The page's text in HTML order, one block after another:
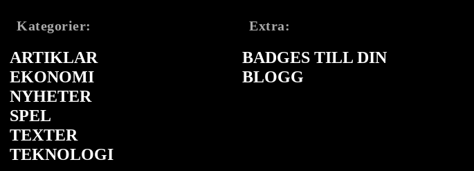
Kategorier:
ARTIKLAR
EKONOMI
NYHETER
SPEL
TEXTER
TEKNOLOGI
Extra:
BADGES TILL DIN
BLOGG